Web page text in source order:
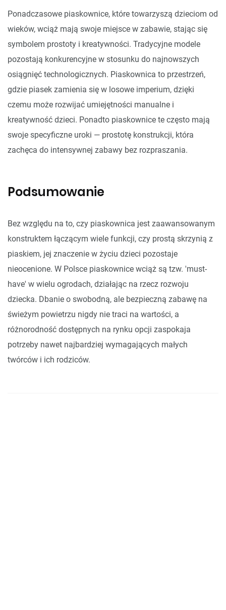
Ponadczasowe piaskownice, które towarzyszą dzieciom od
wieków, wciąż mają swoje miejsce w zabawie, stając się
symbolem prostoty i kreatywności. Tradycyjne modele
pozostają konkurencyjne w stosunku do najnowszych
osiągnięć technologicznych. Piaskownica to przestrzeń,
gdzie piasek zamienia się w losowe imperium, dzięki
czemu może rozwijać umiejętności manualne i
kreatywność dzieci. Ponadto piaskownice te często mają
swoje specyficzne uroki — prostotę konstrukcji, która
zachęca do intensywnej zabawy bez rozpraszania.
Podsumowanie
Bez względu na to, czy piaskownica jest zaawansowanym
konstruktem łączącym wiele funkcji, czy prostą skrzynią z
piaskiem, jej znaczenie w życiu dzieci pozostaje
nieocenione. W Polsce piaskownice wciąż są tzw. 'must-
have' w wielu ogrodach, działając na rzecz rozwoju
dziecka. Dbanie o swobodną, ale bezpieczną zabawę na
świeżym powietrzu nigdy nie traci na wartości, a
różnorodność dostępnych na rynku opcji zaspokaja
potrzeby nawet najbardziej wymagających małych
twórców i ich rodziców.